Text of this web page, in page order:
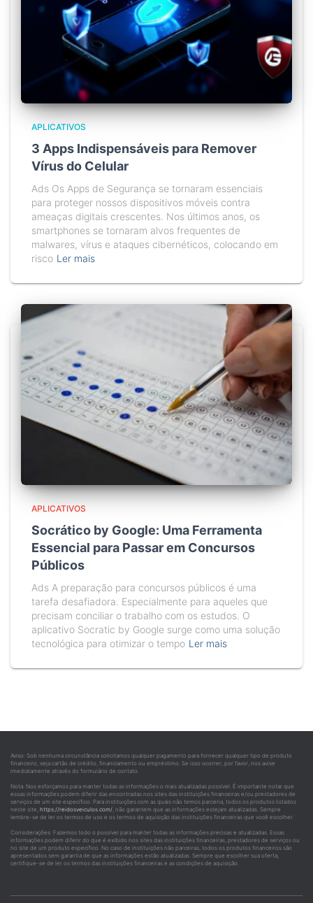
APLICATIVOS
3 Apps Indispensáveis para Remover
Vírus do Celular
Ads Os Apps de Segurança se tornaram essenciais
para proteger nossos dispositivos móveis contra
ameaças digitais crescentes. Nos últimos anos, os
smartphones se tornaram alvos frequentes de
malwares, vírus e ataques cibernéticos, colocando em
risco Ler mais
APLICATIVOS
Socrático by Google: Uma Ferramenta
Essencial para Passar em Concursos
Públicos
Ads A preparação para concursos públicos é uma
tarefa desafiadora. Especialmente para aqueles que
precisam conciliar o trabalho com os estudos. O
aplicativo Socratic by Google surge como uma solução
tecnológica para otimizar o tempo Ler mais
Aviso: Sob nenhuma circunstância solicitamos qualquer pagamento para fornecer qualquer tipo de produto
financeiro, seja cartão de crédito, financiamento ou empréstimo. Se isso ocorrer, por favor, nos avise
imediatamente através do formulário de contato.
Nota: Nos esforçamos para manter todas as informações o mais atualizadas possível. É importante notar que
essas informações podem diferir das encontradas nos sites das instituições financeiras e/ou prestadores de
serviços de um site específico. Para instituições com as quais não temos parceria, todos os produtos listados
neste site, https://reidosveiculos.com/, não garantem que as informações estejam atualizadas. Sempre
lembre-se de ler os termos de uso e os termos de aquisição das instituições financeiras que você escolher.
Considerações: Fazemos todo o possível para manter todas as informações precisas e atualizadas. Essas
informações podem diferir do que é exibido nos sites das instituições financeiras, prestadores de serviços ou
no site de um produto específico. No caso de instituições não parceiras, todos os produtos financeiros são
apresentados sem garantia de que as informações estão atualizadas. Sempre que escolher sua oferta,
certifique-se de ler os termos das instituições financeiras e as condições de aquisição.